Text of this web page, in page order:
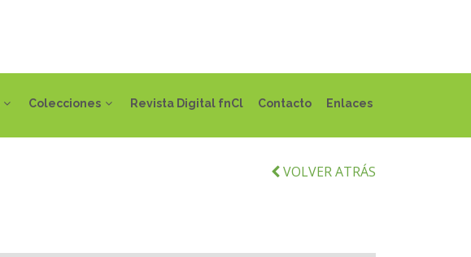
Colecciones Revista Digital fnCl Contacto Enlaces
VOLVER ATRÁS